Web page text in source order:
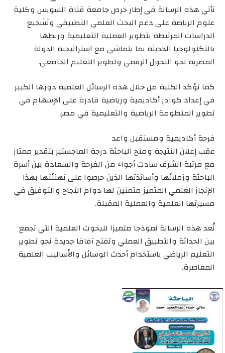
تأتي هذه الرسالة في إطار حرص جامعة قناة السويس وكلية
علوم الرياضة على دعم البحث العلمي التطبيقي وتشجيع
الدراسات المرتبطة بتطوير العملية التعليمية وربطها
بالتكنولوجيا الحديثة بما يتماشى مع استراتيجية الدولة
المصرية نحو التحول الرقمي وتطوير التعليم الجامعي.
كما تؤكد الكلية من خلال هذه الرسائل العلمية دورها الكبير
في إعداد كوادر أكاديمية ورياضية قادرة على الإسهام في
تطوير المنظومة الرياضية والتعليمية في مصر.
فرحة أكاديمية ومستقبل واعد
عقب إعلان النتيجة ومنح الباحثة درجة الماجستير بتقدير ممتاز
مع مرتبة الشرف سادت أجواء من الفرحة والسعادة بين أسرة
الباحثة وزملائها وأساتذتها الذين حرصوا على تهنئتها بهذا
الإنجاز العلمي المتميز متمنين لها دوام النجاح والتوفيق في
مسيرتها العلمية والعملية المقبلة.
تُعد هذه الرسالة نموذجا متميزا للبحوث العلمية التي تجمع
بين الحداثة والتطبيق العملي وتفتح آفاقا جديدة نحو تطوير
التعليم الرياضي باستخدام أحدث الوسائل والأساليب العلمية
المعاصرة.